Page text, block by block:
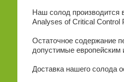
Наш солод производится
Analyses of Critical Control
Остаточное содержание
допустимые
Доставка нашего солода